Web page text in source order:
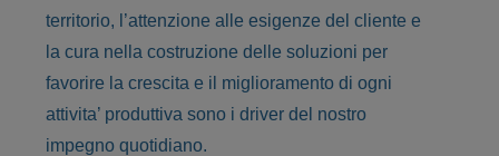
territorio, l’attenzione alle esigenze del cliente e
la cura nella costruzione delle soluzioni per
favorire la crescita e il miglioramento di ogni
attivita’ produttiva sono i driver del nostro
impegno quotidiano.